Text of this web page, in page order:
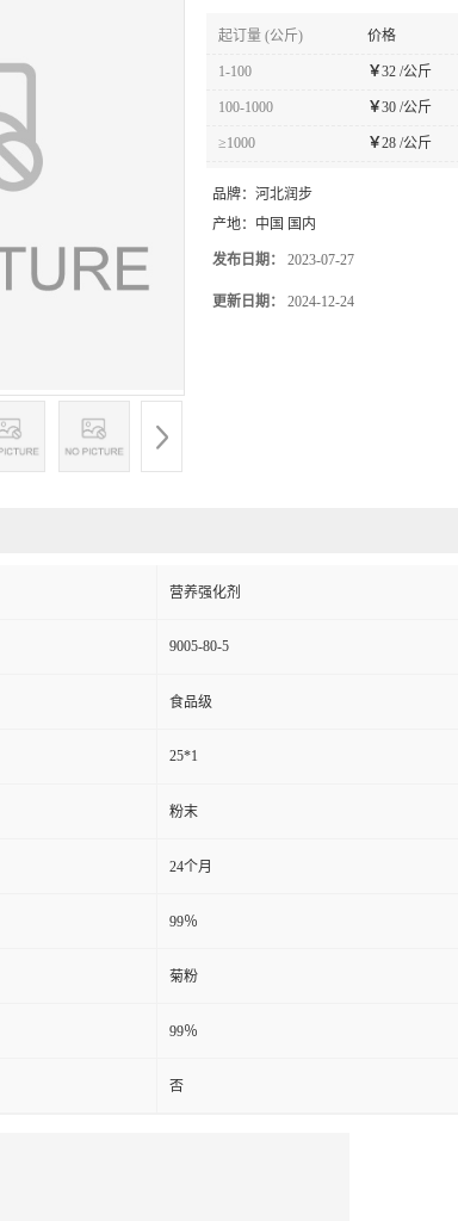
起订量 (公斤) 价格
1-100 ￥32 /公斤
100-1000 ￥30 /公斤
≥1000 ￥28 /公斤
品牌： 河北润步
产地： 中国 国内
发布日期： 2023-07-27
更新日期： 2024-12-24
营养强化剂
9005-80-5
食品级
25*1
粉末
24个月
99％
菊粉
99％
否